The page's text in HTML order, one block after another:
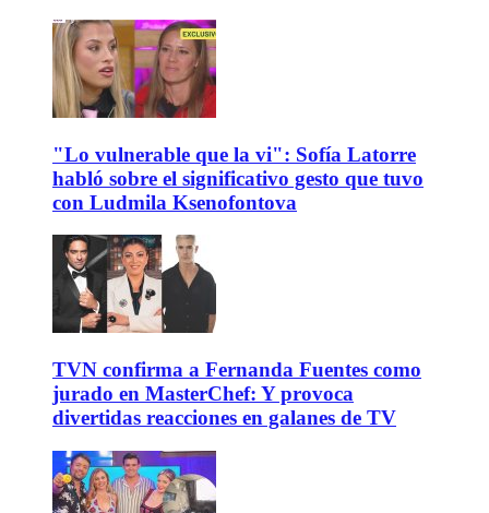
"Lo vulnerable que la vi": Sofía Latorre
habló sobre el significativo gesto que tuvo
con Ludmila Ksenofontova
TVN confirma a Fernanda Fuentes como
jurado en MasterChef: Y provoca
divertidas reacciones en galanes de TV